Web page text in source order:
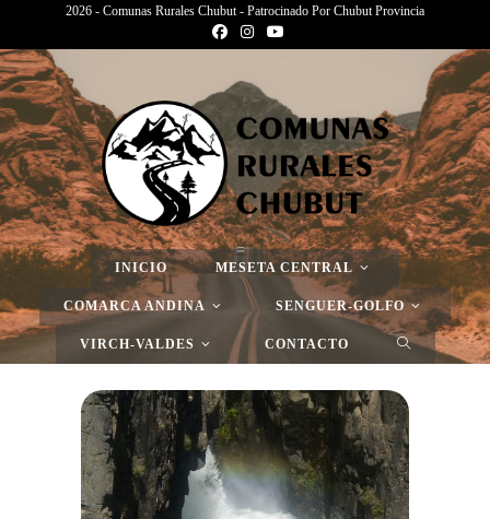
2026 - Comunas Rurales Chubut - Patrocinado Por Chubut Provincia
INICIO MESETA CENTRAL
COMARCA ANDINA SENGUER-GOLFO
VIRCH-VALDES CONTACTO
> Carrenleufú – Cascada Río Encuentro
COMUNA RURAL CARRENLEUFU - CHUBUT
CASCADA RÍO
ENCUENTRO